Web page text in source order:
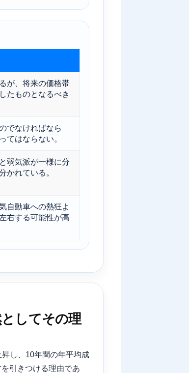
が、将来の価格帯
たものとなるべき
でなければなら
てはならない。
弱気派が一様に分
かれている。
自動車への熱狂よ
右する可能性が高
してその理
し、10年間の年平均成
引きつける理由であ